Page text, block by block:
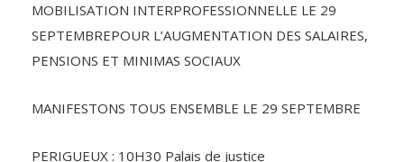
MOBILISATION INTERPROFESSIONNELLE LE 29
SEPTEMBREPOUR L’AUGMENTATION DES SALAIRES,
PENSIONS ET MINIMAS SOCIAUX
MANIFESTONS TOUS ENSEMBLE LE 29 SEPTEMBRE
PERIGUEUX : 10H30 Palais de justice